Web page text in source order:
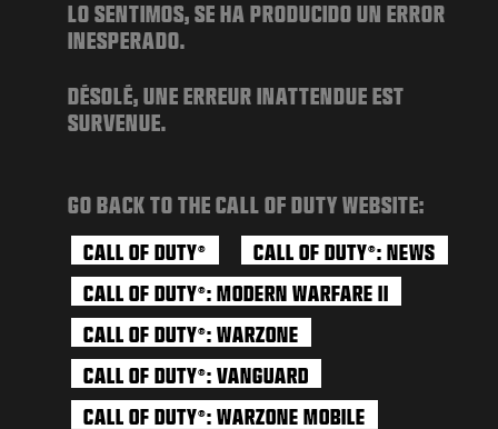
SUPORTE
INSCREVER-SE
LO SENTIMOS, SE HA PRODUCIDO UN ERROR
INESPERADO.
DÉSOLÉ, UNE ERREUR INATTENDUE EST
SURVENUE.
GO BACK TO THE CALL OF DUTY WEBSITE:
CALL OF DUTY® CALL OF DUTY®: NEWS
CALL OF DUTY®: MODERN WARFARE II
CALL OF DUTY®: WARZONE
CALL OF DUTY®: VANGUARD
CALL OF DUTY®: WARZONE MOBILE